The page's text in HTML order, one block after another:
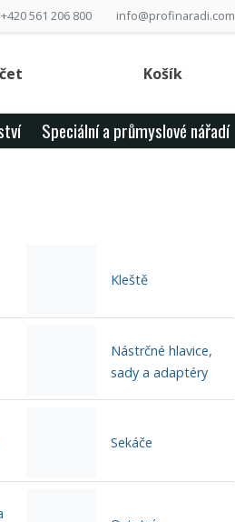
+420 561 206 800 info@profinaradi.com
Košík
Speciální a průmyslové nářadí
Kleště
Nástrčné hlavice,
sady a adaptéry
Sekáče